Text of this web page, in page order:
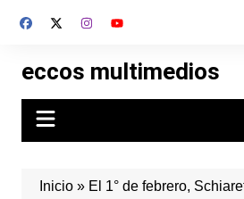
eccos multimedios
Inicio» El 1° de febrero,